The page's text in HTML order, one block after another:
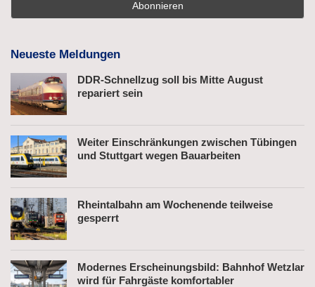
Neueste Meldungen
DDR-Schnellzug soll bis Mitte August
repariert sein
Weiter Einschränkungen zwischen Tübingen
und Stuttgart wegen Bauarbeiten
Rheintalbahn am Wochenende teilweise
gesperrt
Modernes Erscheinungsbild: Bahnhof Wetzlar
wird für Fahrgäste komfortabler